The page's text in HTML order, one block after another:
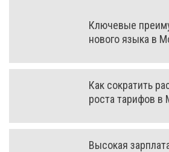
Ключевые
нового языка в
Как сократить
роста тарифов в
Высокая